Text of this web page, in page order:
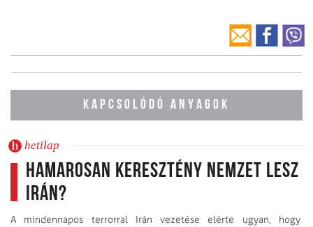
KAPCSOLÓDÓ ANYAGOK
hetilap
Hamarosan keresztény nemzet lesz
Irán?
A mindennapos terrorral Irán vezetése elérte ugyan, hogy